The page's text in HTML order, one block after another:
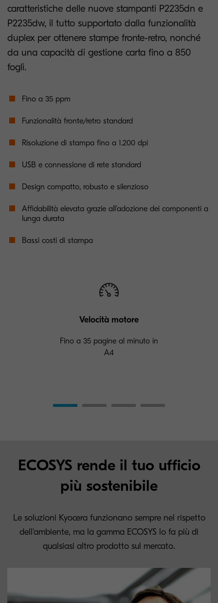
caratteristiche delle nuove stampanti P2235dn e
P2235dw, il tutto supportato dalla funzionalità
duplex per ottenere stampe fronte-retro, nonché
da una capacità di gestione carta fino a 850
fogli.
Fino a 35 ppm
Funzionalità fronte/retro standard
Risoluzione di stampa fino a 1.200 dpi
USB e connessione di rete standard
Design compatto, robusto e silenzioso
Affidabilità elevata grazie all’adozione dei componenti a
lunga durata
Bassi costi di stampa
Velocità motore
Fino a 35 pagine al minuto in
A4
ECOSYS rende il tuo ufficio
più sostenibile
Le soluzioni Kyocera funzionano sempre nel rispetto
dell'ambiente, ma la gamma ECOSYS lo fa più di
qualsiasi altro prodotto sul mercato.